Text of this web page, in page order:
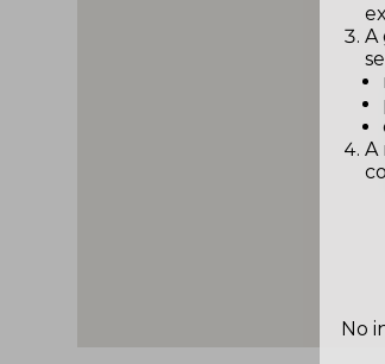
A
A
No